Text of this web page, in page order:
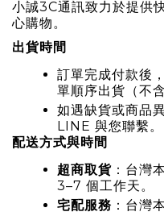
小誠3C通訊致力於提供
心購物。
出貨時間
訂單完成付款後
單順序出貨（不
如遇缺貨或商品
LINE 與您聯繫。
配送方式與時間
超商取貨 ：台灣
3–7 個工作天。
宅配服務 ：台灣